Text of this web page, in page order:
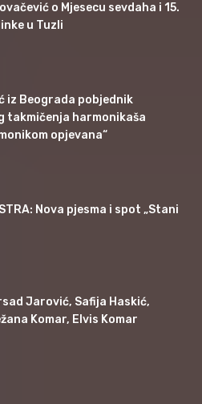
o Mjesecu sevdaha i 15.
u Tuzli
iz Beograda pobjednik
takmičenja harmonikaša
opjevana“
Nova pjesma i spot „Stani
Jarović, Safija Haskić,
Komar, Elvis Komar